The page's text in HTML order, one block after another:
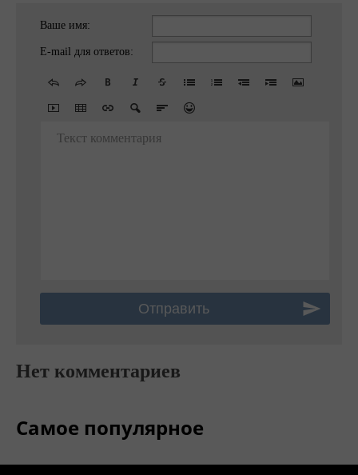
Ваше имя:
E-mail для ответов:
Текст комментария
Нет комментариев
Самое популярное